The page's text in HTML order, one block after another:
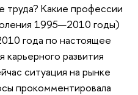
труда? Какие профессии
1995—2010 годы)
года по настоящее
карьерного развития
ситуация на рынке
прокомментировала